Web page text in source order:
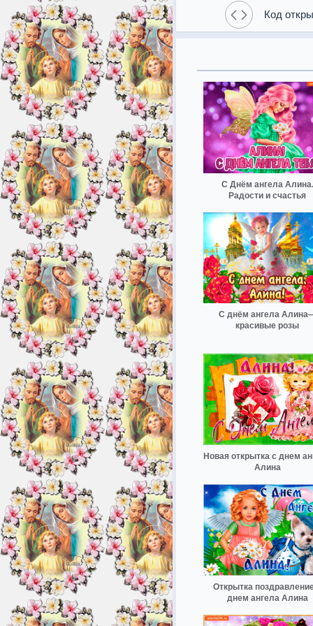
Код
С Днём ангела Алина.
Радости и счастья
С днём ангела
красивые розы
Новая открытка с днем
Алина
Открытка
днем ангела Алина